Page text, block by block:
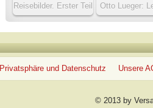
Reisebilder. Erster Teil
Otto Lueger:
der gesamten
Privatsphäre und Datenschutz Unsere
© 2013 by